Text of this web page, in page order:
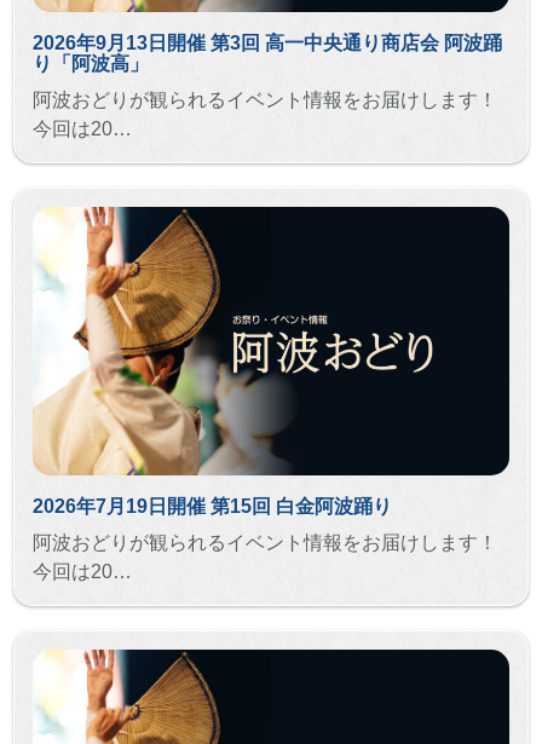
2026年9月13日開催 第3回 高一中央通り商店会 阿波踊
り「阿波高」
阿波おどりが観られるイベント情報をお届けします！
今回は20…
2026年7月19日開催 第15回 白金阿波踊り
阿波おどりが観られるイベント情報をお届けします！
今回は20…